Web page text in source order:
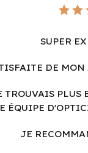
SUPER
DE
TROUVAIS
ÉQUIPE
JE